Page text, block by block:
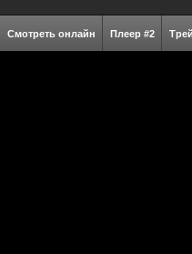
Смотреть онлайн Плеер #2